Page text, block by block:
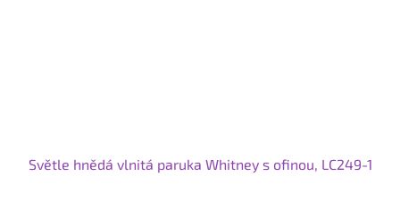
Světle hnědá vlnitá paruka Whitney s ofinou, LC249-1